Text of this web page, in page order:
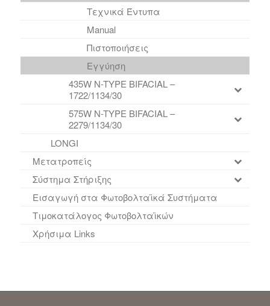
Τεχνικά Έντυπα
Manual
Πιστοποιήσεις
Εγγύηση
435W N-TYPE BIFACIAL –
1722/1134/30
575W N-TYPE BIFACIAL –
2279/1134/30
LONGI
Μετατροπείς
Σύστημα Στήριξης
Εισαγωγή στα Φωτοβολταϊκά Συστήματα
Τιμοκατάλογος Φωτοβολταϊκών
Χρήσιμα Links